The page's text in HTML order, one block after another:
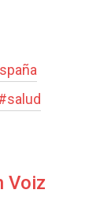
salud
Voiz